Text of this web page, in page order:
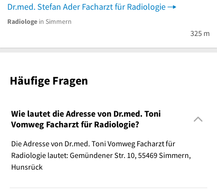
Dr.med. Stefan Ader Facharzt für Radiologie
Radiologe in Simmern
325 m
Häufige Fragen
Wie lautet die Adresse von Dr.med. Toni
Vomweg Facharzt für Radiologie?
Die Adresse von Dr.med. Toni Vomweg Facharzt für
Radiologie lautet: Gemündener Str. 10, 55469 Simmern,
Hunsrück